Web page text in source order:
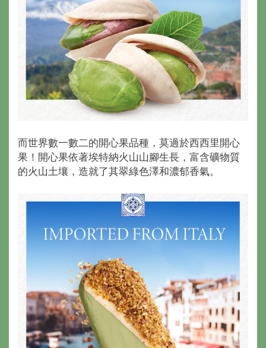
而世界數一數二的開心果品種，莫過於西西里開心
果！開心果依著埃特納火山山腳生長，富含礦物質
的火山土壤，造就了其翠綠色澤和濃郁香氣。